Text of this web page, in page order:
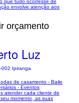
que tudo ocorresse de
envolve atenção aos
orçamento
Luz
Ipiranga
de casamento - Baile
- Eventos
atender cada cliente de
momento, as suas